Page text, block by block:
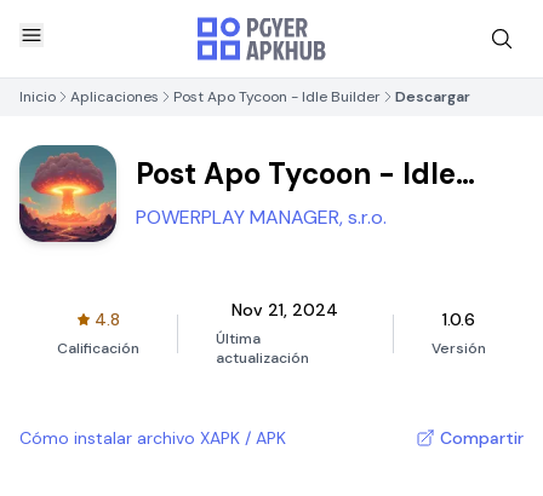
Inicio Aplicaciones Post Apo Tycoon - Idle Builder Descargar
Post Apo Tycoon - Idle
Builder
POWERPLAY MANAGER, s.r.o.
4.8
Calificación
Nov 21, 2024
Última
actualización
1.0.6
Versión
Cómo instalar archivo XAPK / APK Compartir